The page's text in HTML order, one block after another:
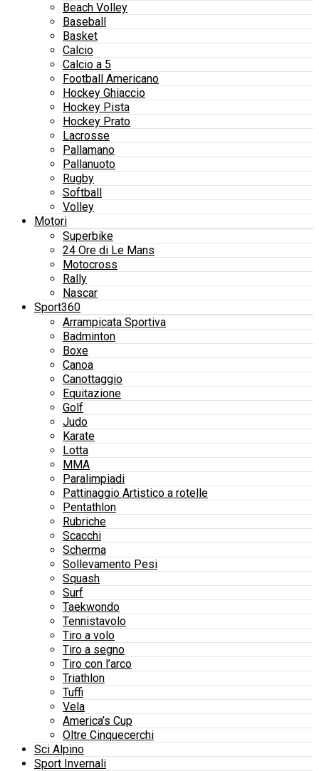
Beach Volley
Baseball
Basket
Calcio
Calcio a 5
Football Americano
Hockey Ghiaccio
Hockey Pista
Hockey Prato
Lacrosse
Pallamano
Pallanuoto
Rugby
Softball
Volley
Motori
Superbike
24 Ore di Le Mans
Motocross
Rally
Nascar
Sport360
Arrampicata Sportiva
Badminton
Boxe
Canoa
Canottaggio
Equitazione
Golf
Judo
Karate
Lotta
MMA
Paralimpiadi
Pattinaggio Artistico a rotelle
Pentathlon
Rubriche
Scacchi
Scherma
Sollevamento Pesi
Squash
Surf
Taekwondo
Tennistavolo
Tiro a volo
Tiro a segno
Tiro con l’arco
Triathlon
Tuffi
Vela
America’s Cup
Oltre Cinquecerchi
Sci Alpino
Sport Invernali